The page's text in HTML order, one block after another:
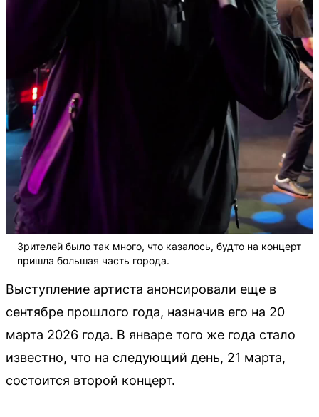
Зрителей было так много, что казалось, будто на концерт
пришла большая часть города.
Выступление артиста анонсировали еще в
сентябре прошлого года, назначив его на 20
марта 2026 года. В январе того же года стало
известно, что на следующий день, 21 марта,
состоится второй концерт.